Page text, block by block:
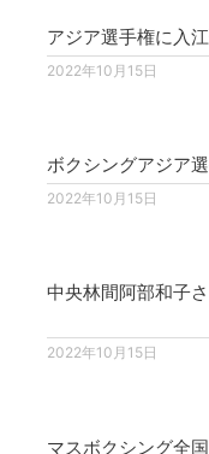
アジア選手権に入
2022年10月15日
ボクシングアジア
2022年10月15日
中央林間阿部和子
2022年10月15日
マスボクシング全